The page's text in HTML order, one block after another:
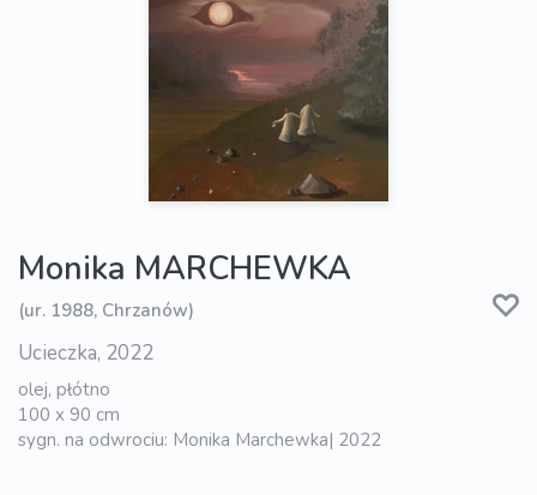
Monika MARCHEWKA
(ur. 1988, Chrzanów)
Ucieczka, 2022
olej, płótno
100 x 90 cm
sygn. na odwrociu: Monika Marchewka| 2022